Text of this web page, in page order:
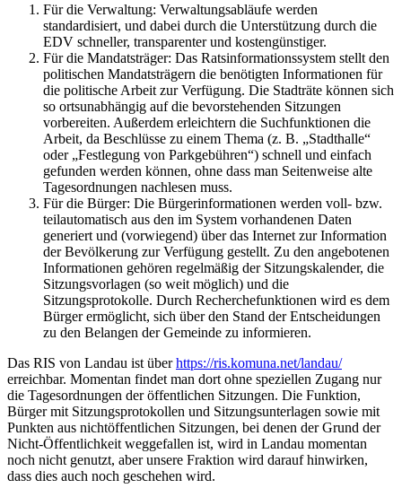
Für die Verwaltung: Verwaltungsabläufe werden
standardisiert, und dabei durch die Unterstützung durch die
EDV schneller, transparenter und kostengünstiger.
Für die Mandatsträger: Das Ratsinformationssystem stellt den
politischen Mandatsträgern die benötigten Informationen für
die politische Arbeit zur Verfügung. Die Stadträte können sich
so ortsunabhängig auf die bevorstehenden Sitzungen
vorbereiten. Außerdem erleichtern die Suchfunktionen die
Arbeit, da Beschlüsse zu einem Thema (z. B. „Stadthalle“
oder „Festlegung von Parkgebühren“) schnell und einfach
gefunden werden können, ohne dass man Seitenweise alte
Tagesordnungen nachlesen muss.
Für die Bürger: Die Bürgerinformationen werden voll- bzw.
teilautomatisch aus den im System vorhandenen Daten
generiert und (vorwiegend) über das Internet zur Information
der Bevölkerung zur Verfügung gestellt. Zu den angebotenen
Informationen gehören regelmäßig der Sitzungskalender, die
Sitzungsvorlagen (so weit möglich) und die
Sitzungsprotokolle. Durch Recherchefunktionen wird es dem
Bürger ermöglicht, sich über den Stand der Entscheidungen
zu den Belangen der Gemeinde zu informieren.
Das RIS von Landau ist überhttps://ris.komuna.net/landau/
erreichbar. Momentan findet man dort ohne speziellen Zugang nur
die Tagesordnungen der öffentlichen Sitzungen. Die Funktion,
Bürger mit Sitzungsprotokollen und Sitzungsunterlagen sowie mit
Punkten aus nichtöffentlichen Sitzungen, bei denen der Grund der
Nicht-Öffentlichkeit weggefallen ist, wird in Landau momentan
noch nicht genutzt, aber unsere Fraktion wird darauf hinwirken,
dass dies auch noch geschehen wird.